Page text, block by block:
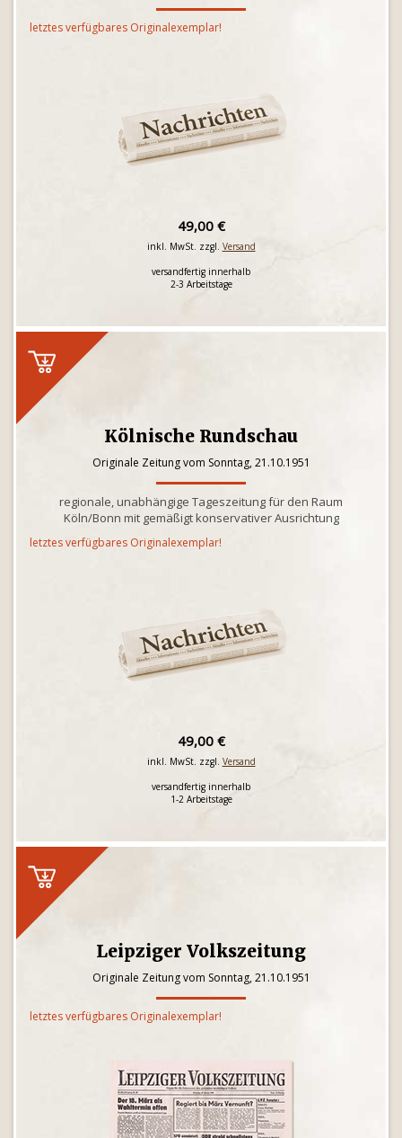
letztes verfügbares Originalexemplar!
49,00 €
inkl. MwSt. zzgl. Versand
versandfertig innerhalb
2-3 Arbeitstage
Kölnische Rundschau
Originale Zeitung vom Sonntag, 21.10.1951
regionale, unabhängige Tageszeitung für den Raum
Köln/Bonn mit gemäßigt konservativer Ausrichtung
letztes verfügbares Originalexemplar!
49,00 €
inkl. MwSt. zzgl. Versand
versandfertig innerhalb
1-2 Arbeitstage
Leipziger Volkszeitung
Originale Zeitung vom Sonntag, 21.10.1951
letztes verfügbares Originalexemplar!